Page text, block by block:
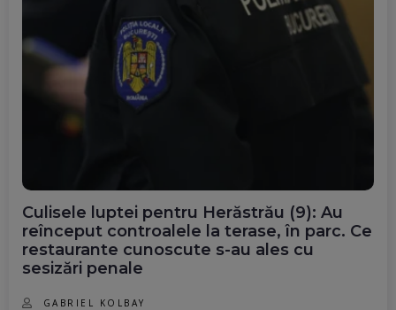
Culisele luptei pentru Herăstrău (9): Au
reînceput controalele la terase, în parc. Ce
restaurante cunoscute s-au ales cu
sesizări penale
GABRIEL KOLBAY